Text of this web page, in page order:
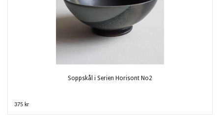
Soppskål i Serien Horisont No2
375 kr